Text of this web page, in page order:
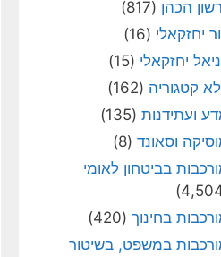
הכהן (817)
יחזקאלי (16)
יחזקאלי (15)
קטגוריה (162)
ועתידנות (135)
וסאונד (8)
בביטחון לאומי
בחינוך (420)
במשפט, בשיטור